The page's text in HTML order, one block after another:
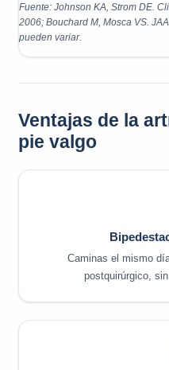
Fuente: Johnson KA, Strom DE.
2006; Bouchard M, Mosca VS.
pueden variar.
Ventajas de la
pie valgo
Caminas el mismo
postquirúrgico,